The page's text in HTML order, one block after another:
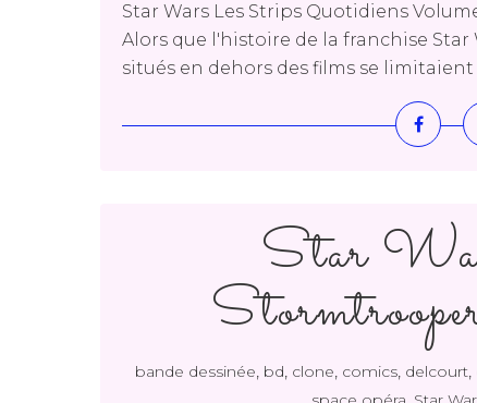
Star Wars Les Strips Quotidiens
Alors que l'histoire de la franchise
situés en dehors des films se
Star
bande dessinée, bd, clone, comics, delcourt,